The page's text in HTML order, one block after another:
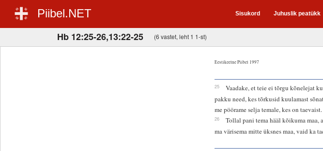
Piibel.NET Sisukord Juhuslik peatükk
Hb 12:25-26,13:22-25 (6 vastet, leht 1 1-st)
Eestikeelne Piibel 1997
25
Vaadake, et teie ei tõrgu kõnelejat
pakku need, kes tõrkusid kuulamast
me pöörame selja temale, kes on taevaist.
26
Tollal pani tema hääl kõikuma maa,
ma värisema mitte üksnes maa, vaid ka